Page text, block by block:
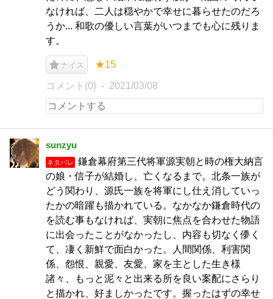
なければ、二人は穏やかで幸せに暮らせたのだろ
うか... 和歌の優しい言葉がいつまでも心に残りま
す。
ナイス ★15
コメント(0) 2021/03/08
sunzyu
ネタバレ
鎌倉幕府第三代将軍源実朝と時の権大納言
の娘・信子が結婚し、亡くなるまで。北条一族が
どう関わり、源氏一族を将軍にし仕え消していっ
たかの暗躍も描かれている。なかなか鎌倉時代の
を読む事もなければ、実朝に焦点を合わせた物語
に出会ったことがなかったし、内容も切なく儚く
て、凄く新鮮で面白かった。人間関係、利害関
係、怨恨、親愛、友愛、家を主とした生き様
諸々、もっと泥々と出来る所を良い案配にさらり
と描かれ、好ましかったです。握ったはずの幸せ